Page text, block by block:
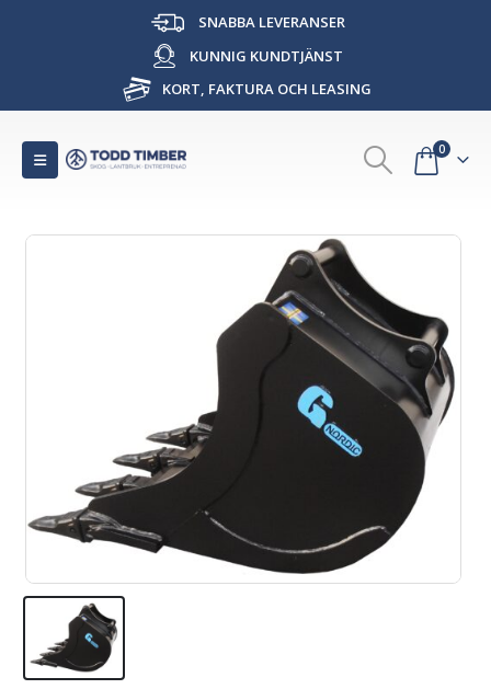
SNABBA LEVERANSER
KUNNIG KUNDTJÄNST
KORT, FAKTURA OCH LEASING
0